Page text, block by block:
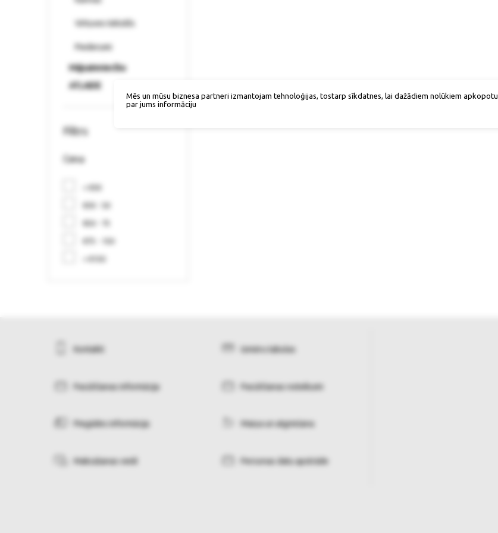
Virtuves tekstils
Piederumi
Mājsaimniecība
ATLAIDE
Filtrs
Cena
Kontakti Izmēru tabulas
Pasūtīšanas informācija Pasūtīšanas noteikumi
Piegādes informācija Maiņa un atgriešana
Maksāšanas veidi Personas datu apstrāde
Mēs un mūsu biznesa partneri izmantojam tehnoloģijas, tostarp sīkdatnes, lai dažādiem nolūkiem apkopotu
par jums informāciju